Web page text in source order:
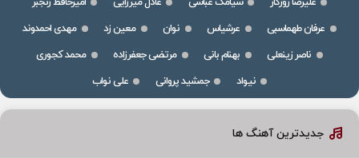
عرفان طهماسبی
عرشیاس نوان معین زد
مهدی احمدوند
ناصر زینعلی
بهنام بانی مرتضی جعفرزاده
محمد کجوری
نیواد
جمشید پروانی علی نواب
جدیدترین آهنگ ها